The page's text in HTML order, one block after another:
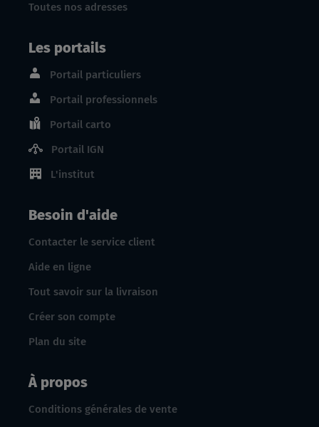
Toutes nos adresses
Les portails
Portail particuliers
Portail professionnels
Portail carto
Portail IGN
L'institut
Besoin d'aide
Contacter le service client
Aide en ligne
Tout savoir sur la livraison
Créer son compte
Plan du site
À propos
Conditions générales de vente